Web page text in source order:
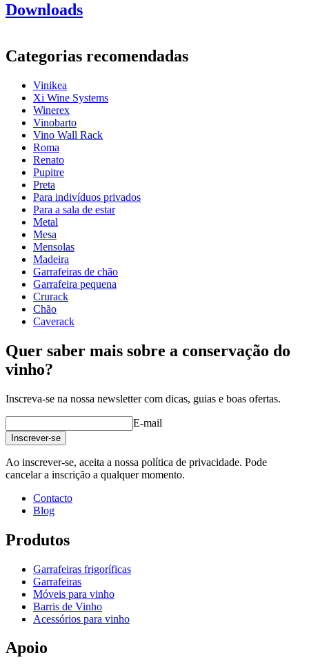
Número do produto
entregaDesmontado
acabamento
ModularNão
Garrafas
Número de garrafas (Bordeaux)
tipo de garrafa
Dimensões (LxAxP cm)
Altura (cm)158
Largura (cm)
profundidade (cm)
Peso (kg)
Downloads
Categorias recomendadas
Vinikea
Xi Wine Systems
Winerex
Vinobarto
Vino Wall Rack
Roma
Renato
Pupitre
Preta
Para indivíduos privados
Para a sala de estar
Metal
Mesa
Mensolas
Madeira
Garrafeiras de chão
Garrafeira pequena
Crurack
Chão
Caverack
Quer saber mais sobre a conservação do
vinho?
Inscreva-se na nossa newsletter com dicas, guias e boas ofertas.
E-mail
Inscrever-se
Ao inscrever-se, aceita a nossa política de privacidade. Pode
cancelar a inscrição a qualquer momento.
Contacto
Blog
Produtos
Garrafeiras frigoríficas
Garrafeiras
Móveis para vinho
Barris de Vinho
Acessórios para vinho
Apoio